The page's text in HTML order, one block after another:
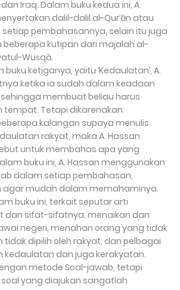
dan Iraq. Dalam buku kedua ini, A.
dalil-dalil al-Qur’ān atau
pembahasannya, selain itu juga
beberapa kutipan dari majalah al-
Wuṡqā.
ketiganya, yaitu ‘Kedaulatan’, A.
ketika ia sudah dalam keadaan
membuat beliau harus
Tetapi dikarenakan
kalangan supaya menulis
rakyat, maka A. Hassan
untuk membahas apa yang
buku ini, A. Hassan menggunakan
dalam setiap pembahasan,
agar mudah dalam memahaminya.
buku ini, terkait seputar arti
dan sifat-sifatnya, menaikan dan
negeri, menahan orang yang tidak
tidak dipilih oleh rakyat, dan pelbagai
kedaulatan dan juga kerakyatan.
metode Soal-jawab, tetapi
yang diajukan sangatlah